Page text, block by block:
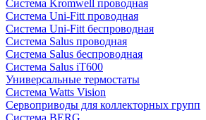
Система Kromwell проводная
Система Uni-Fitt проводная
Система Uni-Fitt беспроводная
Система Salus проводная
Система Salus беспроводная
Система Salus iT600
Универсальные термостаты
Система Watts Vision
Сервоприводы для коллекторных групп
Система BERG